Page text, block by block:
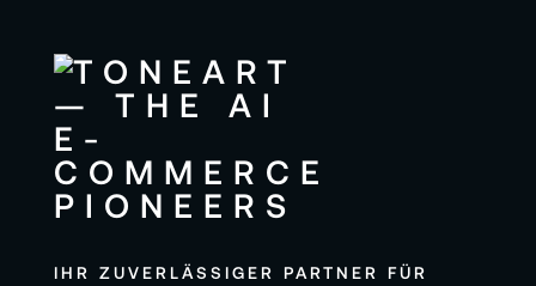
IHR ZUVERLÄSSIGER PARTNER FÜR